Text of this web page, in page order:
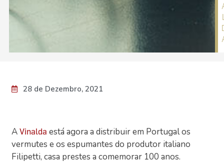
28 de Dezembro, 2021
AVinalda está agora a distribuir em Portugal os
vermutes e os espumantes do produtor italiano
Filipetti, casa prestes a comemorar 100 anos.